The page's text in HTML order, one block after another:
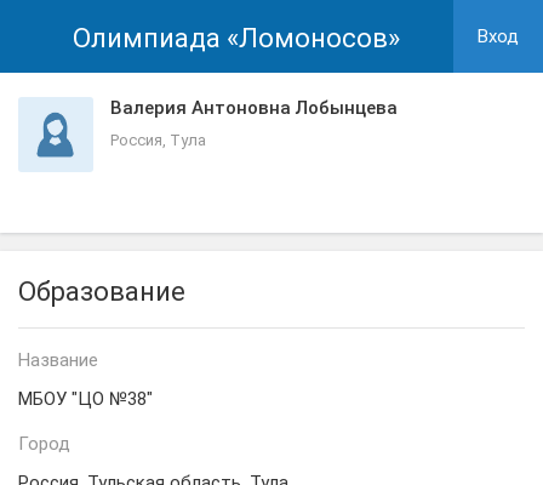
Олимпиада «Ломоносов» Вход
Валерия Антоновна Лобынцева
Россия, Тула
Образование
Название
МБОУ "ЦО №38"
Город